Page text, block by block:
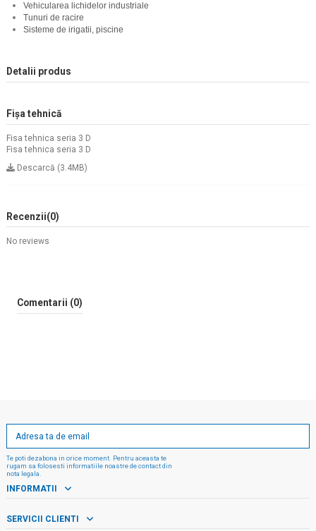
Vehicularea lichidelor industriale
Tunuri de racire
Sisteme de irigatii, piscine
Detalii produs
Fișa tehnică
Fisa tehnica seria 3 D
Fisa tehnica seria 3 D
Descarcă (3.4MB)
Recenzii(0)
No reviews
Comentarii (0)
Te poti dezabona in orice moment. Pentru aceasta te
rugam sa folosesti informatiile noastre de contact din
nota legala.
INFORMATII
SERVICII CLIENTI